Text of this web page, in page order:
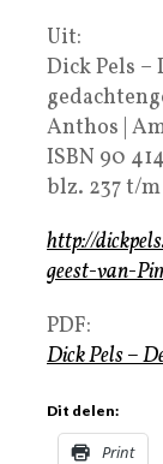
Uit:
Dick Pels –
Anthos |
ISBN 90
blz. 237 t/
http://
geest-van-
PDF:
Dick Pels –
Dit delen:
Print